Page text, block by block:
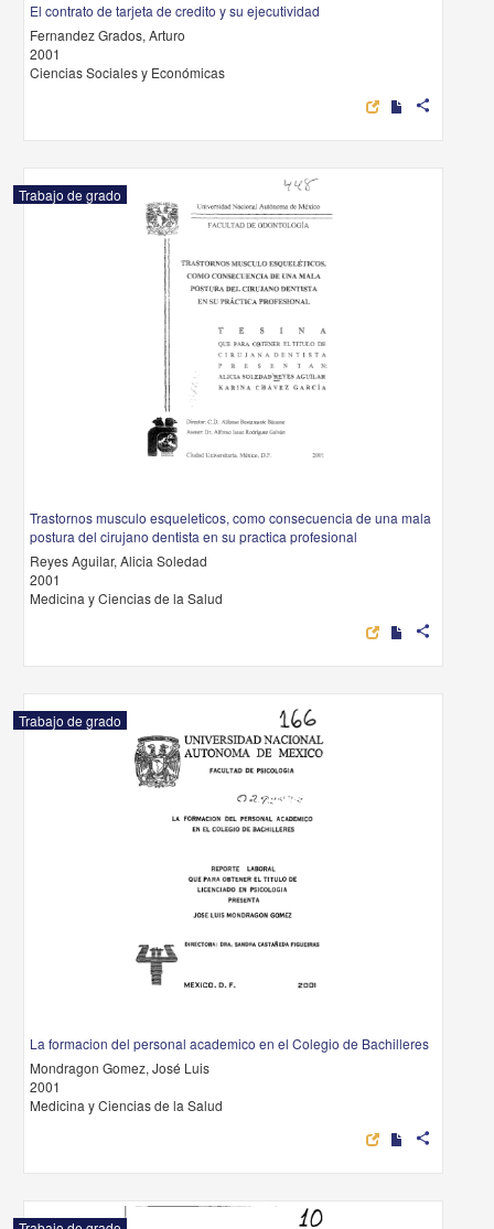
El contrato de tarjeta de credito y su ejecutividad
Fernandez Grados, Arturo
2001
Ciencias Sociales y Económicas
share
Trabajo de grado
Trastornos musculo esqueleticos, como consecuencia de una mala
postura del cirujano dentista en su practica profesional
Reyes Aguilar, Alicia Soledad
2001
Medicina y Ciencias de la Salud
share
Trabajo de grado
La formacion del personal academico en el Colegio de Bachilleres
Mondragon Gomez, José Luis
2001
Medicina y Ciencias de la Salud
share